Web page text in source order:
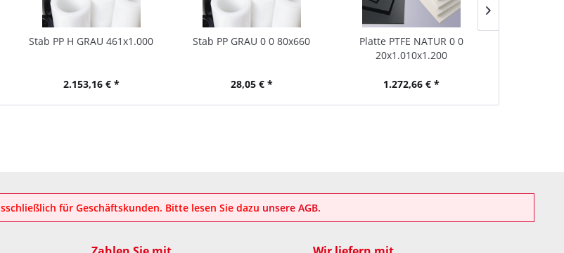
Stab PP H GRAU 461x1.000
2.153,16 € *
Stab PP GRAU 0 0 80x660
28,05 € *
Platte PTFE NATUR 0 0
20x1.010x1.200
1.272,66 € *
für Geschäftskunden. Bitte lesen Sie dazu unsere AGB.